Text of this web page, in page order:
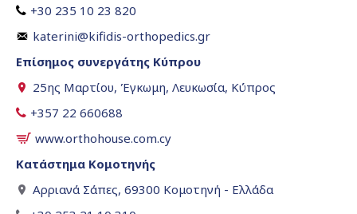
+30 235 10 23 820
katerini@kifidis-orthopedics.gr
Επίσημος συνεργάτης Κύπρου
25ης Μαρτίου, Έγκωμη, Λευκωσία, Κύπρος
+357 22 660688
www.orthohouse.com.cy
Κατάστημα Κομοτηνής
Αρριανά Σάπες, 69300 Κομοτηνή - Ελλάδα